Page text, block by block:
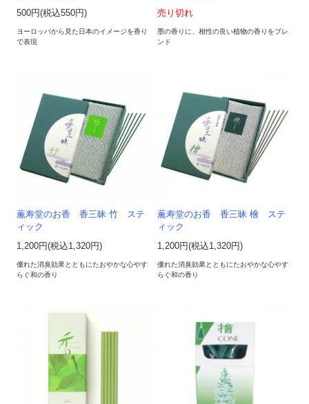
500円(税込550円)
ヨーロッパから見た日本のイメージを香り
で表現
売り切れ
墨の香りに、相性の良い植物の香りをブレ
ンド
薫寿堂のお香 香三昧 竹 ステ
ィック
1,200円(税込1,320円)
優れた消臭効果とともにたおやかな心やす
らぐ和の香り
薫寿堂のお香 香三昧 檜 ステ
ィック
1,200円(税込1,320円)
優れた消臭効果とともにたおやかな心やす
らぐ和の香り